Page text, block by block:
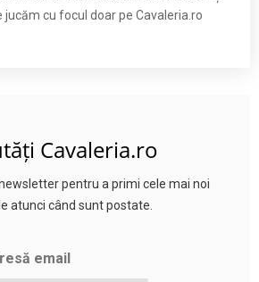
jucăm cu focul doar pe Cavaleria.ro
Cavaleria.ro
pentru a primi cele mai noi
atunci când sunt postate.